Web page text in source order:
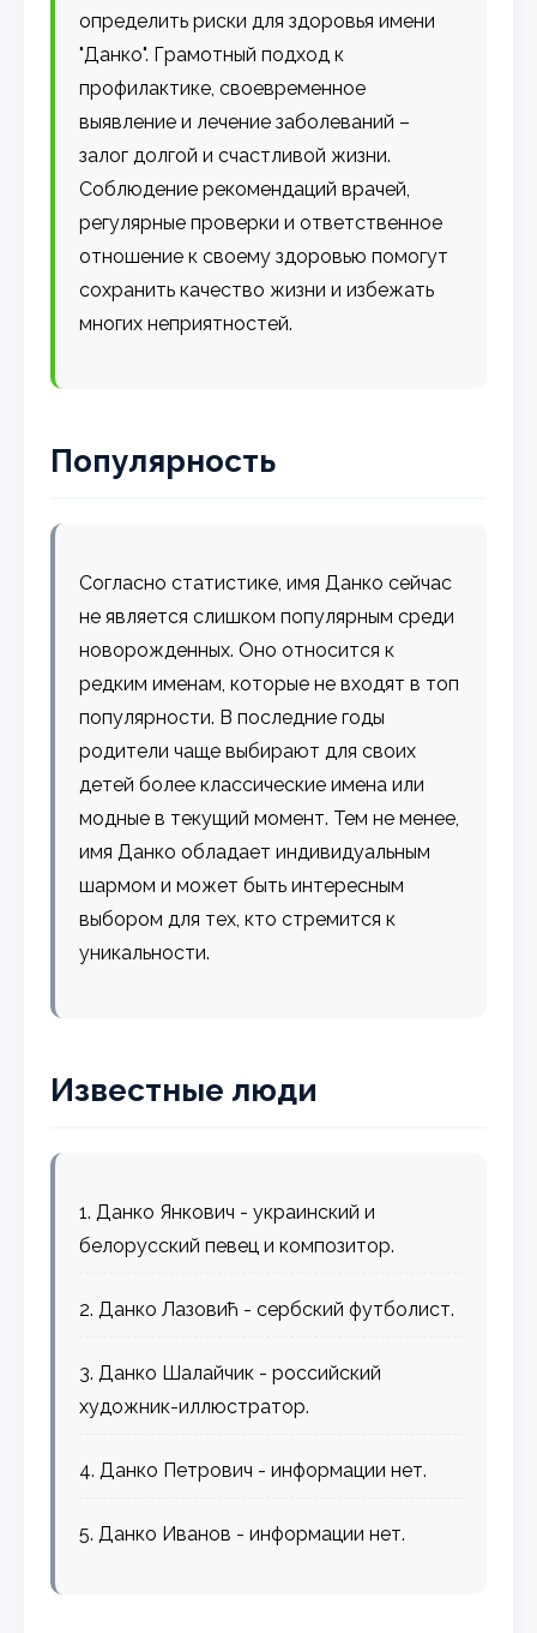
определить риски для здоровья имени
"Данко". Грамотный подход к
профилактике, своевременное
выявление и лечение заболеваний –
залог долгой и счастливой жизни.
Соблюдение рекомендаций врачей,
регулярные проверки и ответственное
отношение к своему здоровью помогут
сохранить качество жизни и избежать
многих неприятностей.
Популярность
Согласно статистике, имя Данко сейчас
не является слишком популярным среди
новорожденных. Оно относится к
редким именам, которые не входят в топ
популярности. В последние годы
родители чаще выбирают для своих
детей более классические имена или
модные в текущий момент. Тем не менее,
имя Данко обладает индивидуальным
шармом и может быть интересным
выбором для тех, кто стремится к
уникальности.
Известные люди
1. Данко Янкович - украинский и
белорусский певец и композитор.
2. Данко Лазовић - сербский футболист.
3. Данко Шалайчик - российский
художник-иллюстратор.
4. Данко Петрович - информации нет.
5. Данко Иванов - информации нет.